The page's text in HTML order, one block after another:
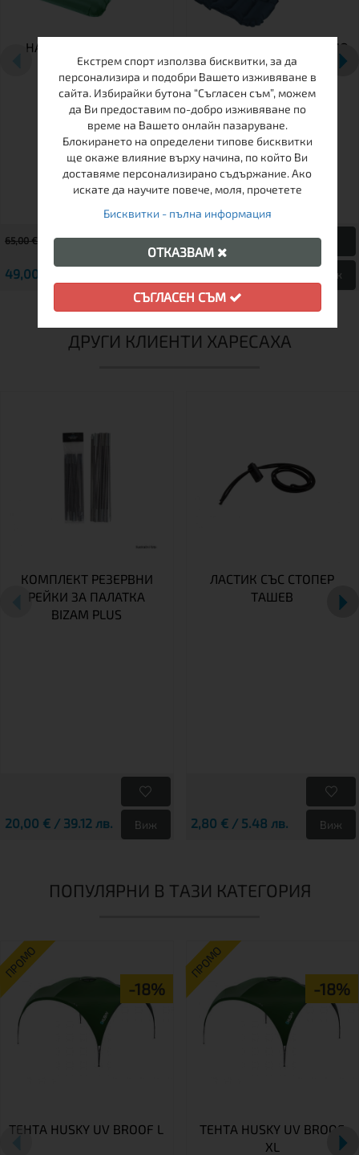
НАДУВАЕМО ШАЛТЕ
FUMY 5 MINT
65,00 € / 127.13 лв.
49,00 € / 95.84 лв.
ОЛЕКОТЕНО НАДУВАЕМО
ШАЛТЕ HUSKY FLITE 5
DARK BLUE
64,00 € / 125.17 лв.
Виж
ДРУГИ КЛИЕНТИ ХАРЕСАХА
КОМПЛЕКТ РЕЗЕРВНИ
РЕЙКИ ЗА ПАЛАТКА
BIZAM PLUS
20,00 € / 39.12 лв. Виж
ЛАСТИК СЪС СТОПЕР
TАШЕВ
2,80 € / 5.48 лв. Виж
ПОПУЛЯРНИ В ТАЗИ КАТЕГОРИЯ
ПРОМО
-18%
ТЕНТА HUSKY UV BROOF L
ПРОМО
-18%
ТЕНТА HUSKY UV BROOF
XL
Екстрем спорт използва бисквитки, за да
персонализира и подобри Вашето изживяване в
сайта. Избирайки бутона “Съгласен съм”, можем
да Ви предоставим по-добро изживяване по
време на Вашето онлайн пазаруване.
Блокирането на определени типове бисквитки
ще окаже влияние върху начина, по който Ви
доставяме персонализирано съдържание. Ако
искате да научите повече, моля, прочетете
Бисквитки - пълна информация
ОТКАЗВАМ
СЪГЛАСЕН СЪМ